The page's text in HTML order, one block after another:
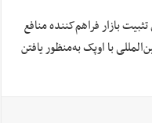
بازار فراهم‌کننده‌ منافع
با اوپک به‌منظور یافتن